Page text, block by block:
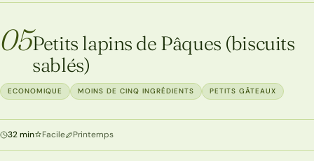
05Petits lapins de Pâques (biscuits
sablés)
ECONOMIQUE MOINS DE CINQ INGRÉDIENTS PETITS GÂTEAUX
32 min Facile Printemps